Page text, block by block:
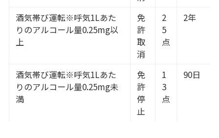
酒気帯び運転※呼気1Lあた
りのアルコール量0.25mg以
上
免
許
取
消
2
5
点
2年
酒気帯び運転※呼気1Lあた
りのアルコール量0.25mg未
満
免
許
停
止
1
3
点
90日